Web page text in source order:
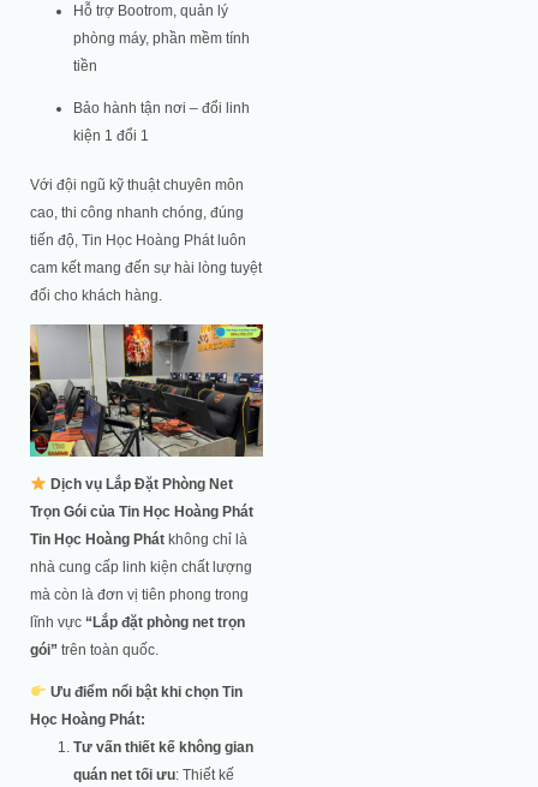
Hỗ trợ Bootrom, quản lý
phòng máy, phần mềm tính
tiền
Bảo hành tận nơi – đổi linh
kiện 1 đổi 1
Với đội ngũ kỹ thuật chuyên môn
cao, thi công nhanh chóng, đúng
tiến độ, Tin Học Hoàng Phát luôn
cam kết mang đến sự hài lòng tuyệt
đối cho khách hàng.
Dịch vụ Lắp Đặt Phòng Net
Trọn Gói của Tin Học Hoàng Phát
Tin Học Hoàng Phát không chỉ là
nhà cung cấp linh kiện chất lượng
mà còn là đơn vị tiên phong trong
lĩnh vực “Lắp đặt phòng net trọn
gói” trên toàn quốc.
Ưu điểm nổi bật khi chọn Tin
Học Hoàng Phát:
Tư vấn thiết kế không gian
quán net tối ưu: Thiết kế